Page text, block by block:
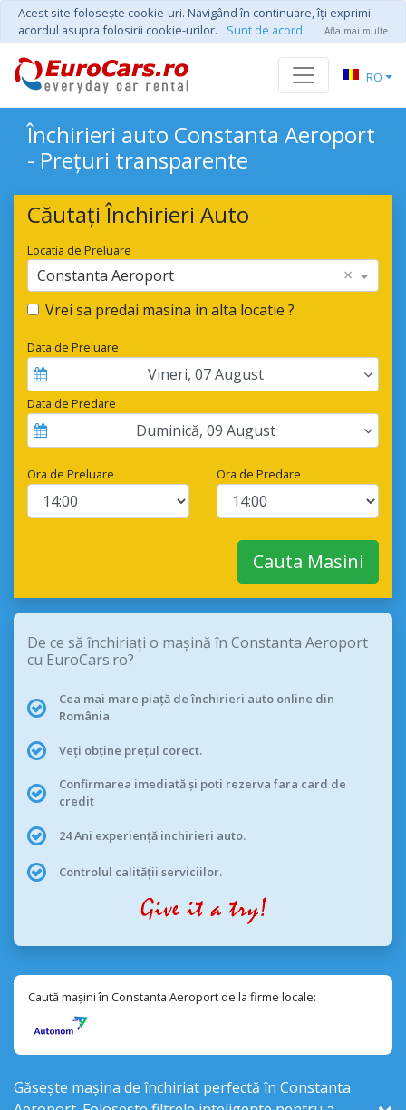
Acest site foloseşte cookie-uri. Navigând în continuare, îţi exprimi
acordul asupra folosirii cookie-urilor.
Sunt de acord Afla mai multe
RO
Închirieri auto Constanta Aeroport
- Prețuri transparente
Căutați Închirieri Auto
Locatia de Preluare
Constanta Aeroport ×
Vrei sa predai masina in alta locatie ?
Data de Preluare
Vineri, 07 August
Data de Predare
Duminică, 09 August
Ora de Preluare Ora de Predare
Cauta Masini
De ce să închiriați o mașină în Constanta Aeroport
cu EuroCars.ro?
Cea mai mare piață de închirieri auto online din
România
Veți obține prețul corect.
Confirmarea imediată și poti rezerva fara card de
credit
24 Ani experiență inchirieri auto.
Controlul calității serviciilor.
Caută mașini în Constanta Aeroport de la firme locale:
Găsește mașina de închiriat perfectă în Constanta